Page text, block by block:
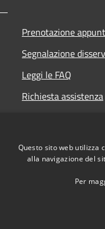
Prenotazione
Segnalazione
Leggi le FAQ
Richiesta assistenza
Questo sito web utilizza
alla navigazione del
Per